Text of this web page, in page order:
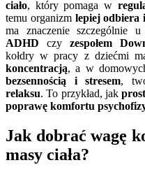
ciało, który pomaga w
temu organizm lepiej odbiera
ma znaczenie szczególnie
ADHD czy zespołem
kołdry w pracy z dziećmi
koncentracją, a w
bezsennością i stresem,
relaksu. To przykład, jak
poprawę komfortu
Jak dobrać wagę
masy ciała?